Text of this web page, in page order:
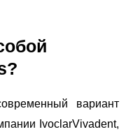
вариант
IvoclarVivadent,